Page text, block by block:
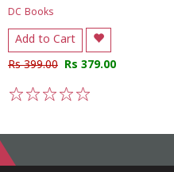
DC Books
Add to Cart
Rs 399.00 Rs 379.00